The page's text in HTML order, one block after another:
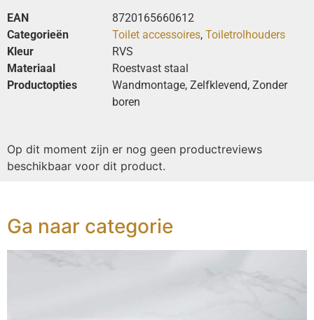
EAN
8720165660612
Categorieën
Toilet accessoires, Toiletrolhouders
Kleur
RVS
Materiaal
Roestvast staal
Productopties
Wandmontage, Zelfklevend, Zonder
boren
Op dit moment zijn er nog geen productreviews
beschikbaar voor dit product.
Ga naar categorie